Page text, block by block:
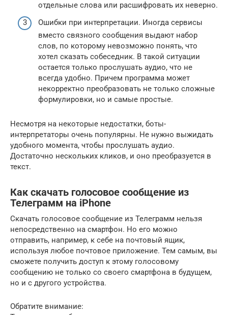
отдельные слова или расшифровать их неверно.
Ошибки при интерпретации. Иногда сервисы
вместо связного сообщения выдают набор
слов, по которому невозможно понять, что
хотел сказать собеседник. В такой ситуации
остается только прослушать аудио, что не
всегда удобно. Причем программа может
некорректно преобразовать не только сложные
формулировки, но и самые простые.
Несмотря на некоторые недостатки, боты-
интерпретаторы очень популярны. Не нужно выжидать
удобного момента, чтобы прослушать аудио.
Достаточно нескольких кликов, и оно преобразуется в
текст.
Как скачать голосовое сообщение из
Телеграмм на iPhone
Скачать голосовое сообщение из Телеграмм нельзя
непосредственно на смартфон. Но его можно
отправить, например, к себе на почтовый ящик,
используя любое почтовое приложение. Тем самым, вы
сможете получить доступ к этому голосовому
сообщению не только со своего смартфона в будущем,
но и с другого устройства.
Обратите внимание: